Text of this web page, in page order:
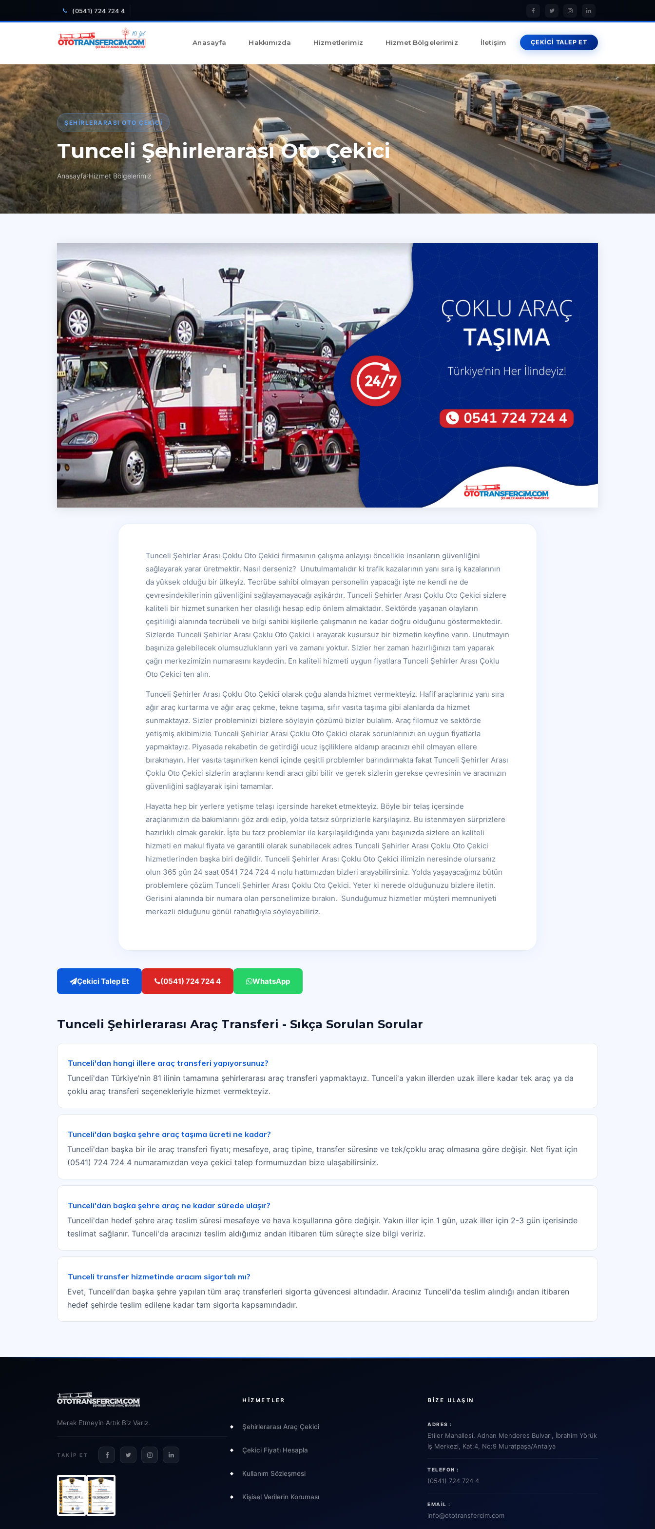
(0541) 724 724 4
Anasayfa Hakkımızda Hizmetlerimiz Hizmet Bölgelerimiz İletişim ÇEKİCİ TALEP ET
ŞEHIRLERARASI OTO ÇEKICI
Tunceli Şehirlerarası Oto Çekici
Anasayfa Hizmet Bölgelerimiz
Tunceli Şehirler Arası Çoklu Oto Çekici firmasının çalışma anlayışı öncelikle insanların güvenliğini
sağlayarak yarar üretmektir. Nasıl derseniz? Unutulmamalıdır ki trafik kazalarının yanı sıra iş kazalarının
da yüksek olduğu bir ülkeyiz. Tecrübe sahibi olmayan personelin yapacağı işte ne kendi ne de
çevresindekilerinin güvenliğini sağlayamayacağı aşikârdır. Tunceli Şehirler Arası Çoklu Oto Çekici sizlere
kaliteli bir hizmet sunarken her olasılığı hesap edip önlem almaktadır. Sektörde yaşanan olayların
çeşitliliği alanında tecrübeli ve bilgi sahibi kişilerle çalışmanın ne kadar doğru olduğunu göstermektedir.
Sizlerde Tunceli Şehirler Arası Çoklu Oto Çekici i arayarak kusursuz bir hizmetin keyfine varın. Unutmayın
başınıza gelebilecek olumsuzlukların yeri ve zamanı yoktur. Sizler her zaman hazırlığınızı tam yaparak
çağrı merkezimizin numarasını kaydedin. En kaliteli hizmeti uygun fiyatlara Tunceli Şehirler Arası Çoklu
Oto Çekici ten alın.
Tunceli Şehirler Arası Çoklu Oto Çekici olarak çoğu alanda hizmet vermekteyiz. Hafif araçlarınız yanı sıra
ağır araç kurtarma ve ağır araç çekme, tekne taşıma, sıfır vasıta taşıma gibi alanlarda da hizmet
sunmaktayız. Sizler probleminizi bizlere söyleyin çözümü bizler bulalım. Araç filomuz ve sektörde
yetişmiş ekibimizle Tunceli Şehirler Arası Çoklu Oto Çekici olarak sorunlarınızı en uygun fiyatlarla
yapmaktayız. Piyasada rekabetin de getirdiği ucuz işçiliklere aldanıp aracınızı ehil olmayan ellere
bırakmayın. Her vasıta taşınırken kendi içinde çeşitli problemler barındırmakta fakat Tunceli Şehirler Arası
Çoklu Oto Çekici sizlerin araçlarını kendi aracı gibi bilir ve gerek sizlerin gerekse çevresinin ve aracınızın
güvenliğini sağlayarak işini tamamlar.
Hayatta hep bir yerlere yetişme telaşı içersinde hareket etmekteyiz. Böyle bir telaş içersinde
araçlarımızın da bakımlarını göz ardı edip, yolda tatsız sürprizlerle karşılaşırız. Bu istenmeyen sürprizlere
hazırlıklı olmak gerekir. İşte bu tarz problemler ile karşılaşıldığında yanı başınızda sizlere en kaliteli
hizmeti en makul fiyata ve garantili olarak sunabilecek adres Tunceli Şehirler Arası Çoklu Oto Çekici
hizmetlerinden başka biri değildir. Tunceli Şehirler Arası Çoklu Oto Çekici ilimizin neresinde olursanız
olun 365 gün 24 saat 0541 724 724 4 nolu hattımızdan bizleri arayabilirsiniz. Yolda yaşayacağınız bütün
problemlere çözüm Tunceli Şehirler Arası Çoklu Oto Çekici. Yeter ki nerede olduğunuzu bizlere iletin.
Gerisini alanında bir numara olan personelimize bırakın. Sunduğumuz hizmetler müşteri memnuniyeti
merkezli olduğunu gönül rahatlığıyla söyleyebiliriz.
Çekici Talep Et (0541) 724 724 4 WhatsApp
Tunceli Şehirlerarası Araç Transferi - Sıkça Sorulan Sorular
Tunceli'dan hangi illere araç transferi yapıyorsunuz?
Tunceli'dan Türkiye'nin 81 ilinin tamamına şehirlerarası araç transferi yapmaktayız. Tunceli'a yakın illerden uzak illere kadar tek araç ya da
çoklu araç transferi seçenekleriyle hizmet vermekteyiz.
Tunceli'dan başka şehre araç taşıma ücreti ne kadar?
Tunceli'dan başka bir ile araç transferi fiyatı; mesafeye, araç tipine, transfer süresine ve tek/çoklu araç olmasına göre değişir. Net fiyat için
(0541) 724 724 4 numaramızdan veya çekici talep formumuzdan bize ulaşabilirsiniz.
Tunceli'dan başka şehre araç ne kadar sürede ulaşır?
Tunceli'dan hedef şehre araç teslim süresi mesafeye ve hava koşullarına göre değişir. Yakın iller için 1 gün, uzak iller için 2-3 gün içerisinde
teslimat sağlanır. Tunceli'da aracınızı teslim aldığımız andan itibaren tüm süreçte size bilgi veririz.
Tunceli transfer hizmetinde aracım sigortalı mı?
Evet, Tunceli'dan başka şehre yapılan tüm araç transferleri sigorta güvencesi altındadır. Aracınız Tunceli'da teslim alındığı andan itibaren
hedef şehirde teslim edilene kadar tam sigorta kapsamındadır.
Merak Etmeyin Artık Biz Varız.
TAKIP ET
HIZMETLER
Şehirlerarası Araç Çekici
Çekici Fiyatı Hesapla
Kullanım Sözleşmesi
Kişisel Verilerin Koruması
BIZE ULAŞIN
ADRES :
Etiler Mahallesi, Adnan Menderes Bulvarı, İbrahim Yörük
İş Merkezi, Kat:4, No:9 Muratpaşa/Antalya
TELEFON :
(0541) 724 724 4
EMAIL :
info@ototransfercim.com